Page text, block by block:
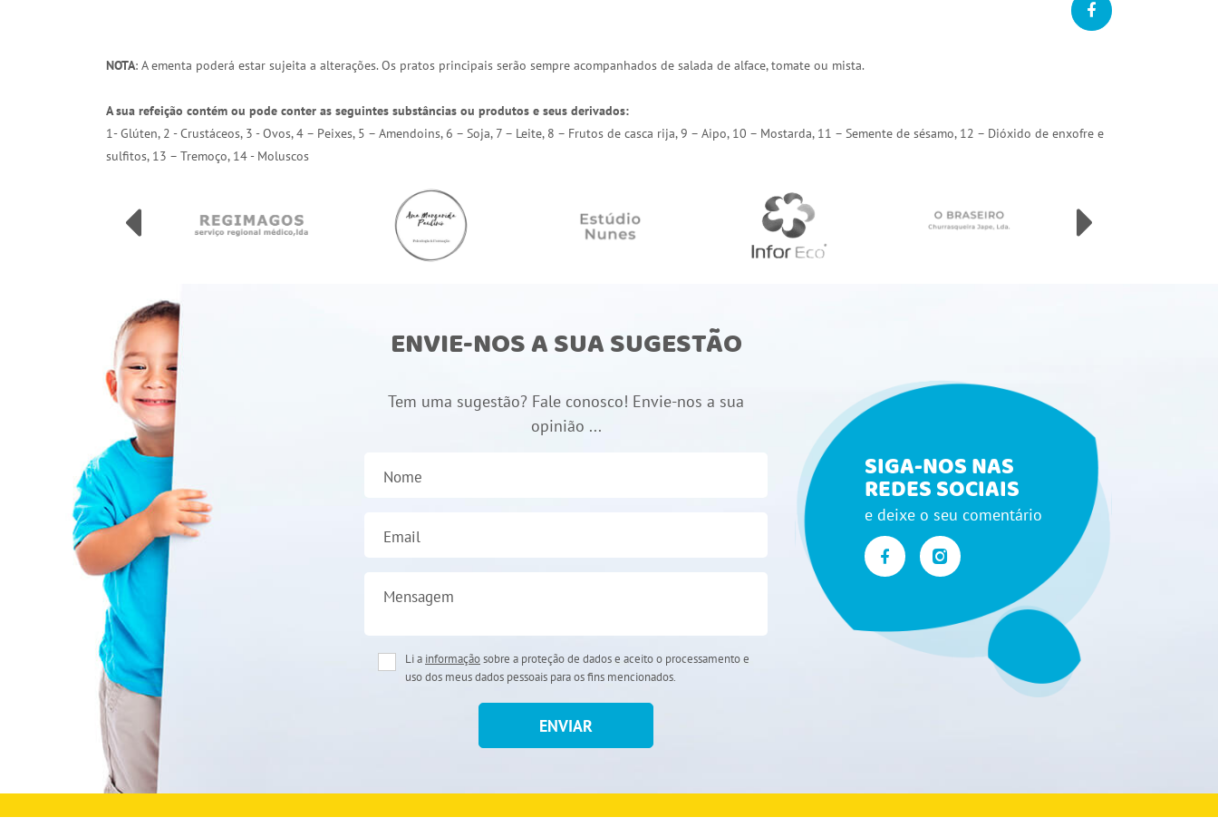
NOTA: A ementa poderá estar sujeita a alterações. Os pratos principais serão sempre acompanhados de salada de alface, tomate ou mista.
A sua refeição contém ou pode conter as seguintes substâncias ou produtos e seus derivados:
1- Glúten, 2 - Crustáceos, 3 - Ovos, 4 – Peixes, 5 – Amendoins, 6 – Soja, 7 – Leite, 8 – Frutos de casca rija, 9 – Aipo, 10 – Mostarda, 11 – Semente de sésamo, 12 – Dióxido de enxofre e
sulfitos, 13 – Tremoço, 14 - Moluscos
ENVIE-NOS A SUA SUGESTÃO
Tem uma sugestão? Fale conosco! Envie-nos a sua
opinião ...
Nome
Email
Mensagem
Li a informaçãosobre a proteção de dados e aceito o processamento e
uso dos meus dados pessoais para os fins mencionados.
ENVIAR
SIGA-NOS NAS
REDES SOCIAIS
e deixe o seu comentário